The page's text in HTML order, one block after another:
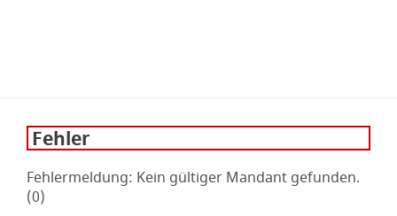
Fehler
Fehlermeldung: Kein gültiger Mandant gefunden.
(0)